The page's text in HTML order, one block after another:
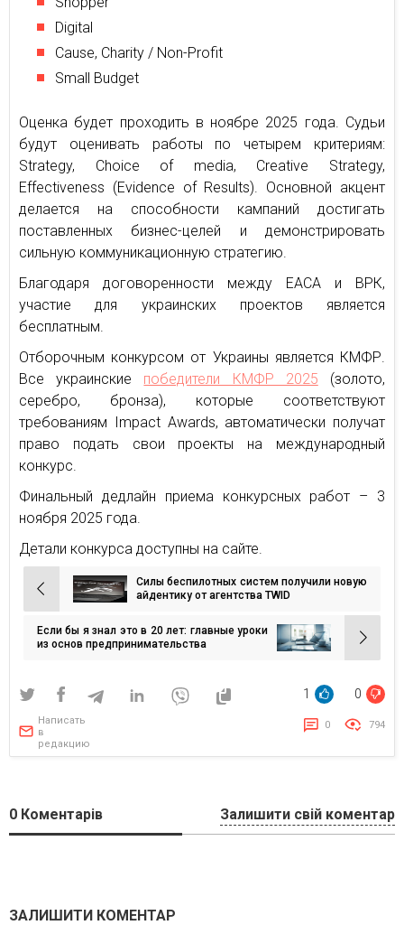
Digital
Cause, Charity / Non-Profit
Small Budget
Оценка будет проходить в ноябре 2025 года. Судьи
будут оценивать работы по четырем критериям:
Strategy, Choice of media, Creative Strategy,
Effectiveness (Evidence of Results). Основной акцент
делается на способности кампаний достигать
поставленных бизнес-целей и демонстрировать
сильную коммуникационную стратегию.
Благодаря договоренности между EACA и ВРК,
участие для украинских проектов является
бесплатным.
Отборочным конкурсом от Украины является КМФР.
Все украинские победители КМФР 2025 (золото,
серебро, бронза), которые соответствуют
требованиям Impact Awards, автоматически получат
право подать свои проекты на международный
конкурс.
Финальный дедлайн приема конкурсных работ – 3
ноября 2025 года.
Детали конкурса доступны на сайте.
Навигация
по
записям
Силы беспилотных систем получили новую
айдентику от агентства TWID
Если бы я знал это в 20 лет: главные уроки
из основ предпринимательства
1 0
Написать
в
редакцию
0 794
0 Коментарів Залишити свій коментар
ЗАЛИШИТИ КОМЕНТАР